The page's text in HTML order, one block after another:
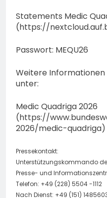
Statements Medic
(https://
Passwort: MEQU26
Weitere Informationen
unter:
Medic Quadriga 2026
(https://
2026/medic-quadriga)
Pressekontakt:
Unterstützungskommando
Presse- und
Telefon: +49 (228) 5504 -1112
Nach Dienst: +49 (151)